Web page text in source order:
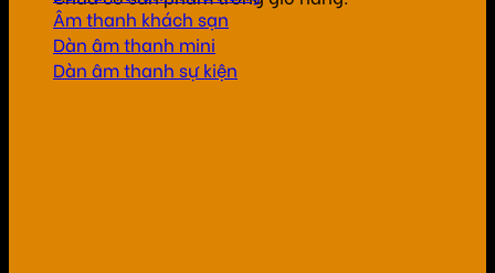
Âm thanh khách sạn
Dàn âm thanh mini
Dàn âm thanh sự kiện